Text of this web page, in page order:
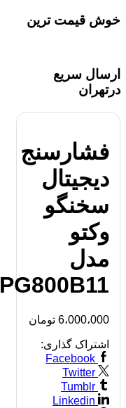
خوش قیمت ترین
ارسال سریع
درتهران
فشارسنج
دیجیتال
سخنگو
وکتو
مدل
PG800B11
6،000،000 تومان
اشتراک گذاری:
Facebook
Twitter
Tumblr
Linkedin